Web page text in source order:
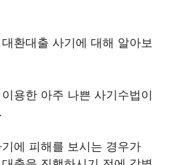
환대출 사기에 대해 알아보
용한 아주 나쁜 사기수법이
에 피해를 보시는 경우가